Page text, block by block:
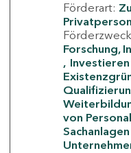
Förderart:
Forschung,
Investieren
von